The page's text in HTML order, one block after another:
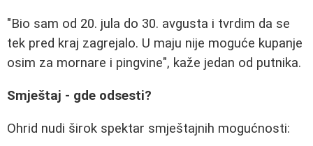
"Bio sam od 20. jula do 30. avgusta i tvrdim da se
tek pred kraj zagrejalo. U maju nije moguće kupanje
osim za mornare i pingvine", kaže jedan od putnika.
Smještaj - gde odsesti?
Ohrid nudi širok spektar smještajnih mogućnosti: